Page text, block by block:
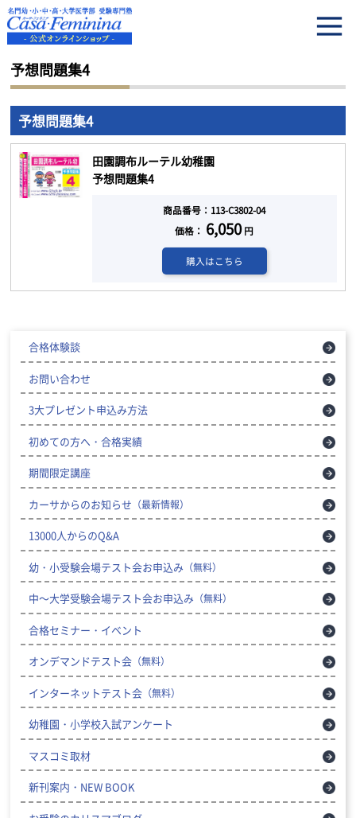
HOME 予想問題集4
予想問題集4
予想問題集4
田園調布ルーテル幼稚園
予想問題集4
商品番号：113-C3802-04
価格： 6,050円
購入はこちら
合格体験談
お問い合わせ
3大プレゼント申込み方法
初めての方へ・合格実績
期間限定講座
カーサからのお知らせ （最新情報）
13000人からのQ&A
幼・小受験会場テスト会お申込み （無料）
中～大学受験会場テスト会お申込み （無料）
合格セミナー・イベント
オンデマンドテスト会 （無料）
インターネットテスト会 （無料）
幼稚園・小学校入試アンケート
マスコミ取材
新刊案内・NEW BOOK